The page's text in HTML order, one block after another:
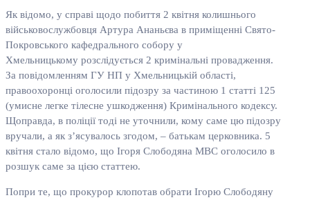
Як відомо, у справі щодо побиття 2 квітня колишнього
військовослужбовця Артура Ананьєва в приміщенні Свято-
Покровського кафедрального собору у
Хмельницькому розслідується 2 кримінальні провадження.
За повідомленням ГУ НП у Хмельницькій області,
правоохоронці оголосили підозру за частиною 1 статті 125
(умисне легке тілесне ушкодження) Кримінального кодексу.
Щоправда, в поліції тоді не уточнили, кому саме цю підозру
вручали, а як з’ясувалось згодом, – батькам церковника. 5
квітня стало відомо, що Ігоря Слободяна МВС оголосило в
розшук саме за цією статтею.
Попри те, що прокурор клопотав обрати Ігорю Слободяну